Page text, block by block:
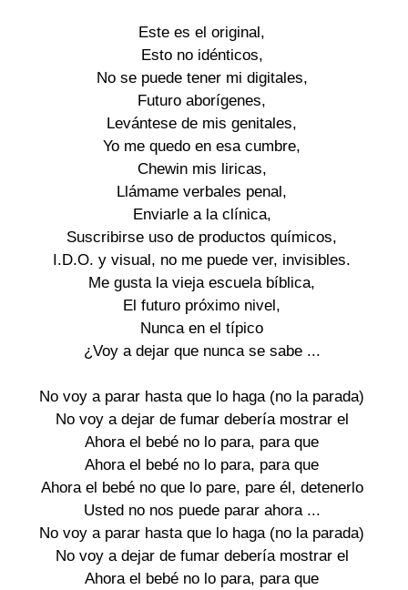
Este es el original,
Esto no idénticos,
No se puede tener mi digitales,
Futuro aborígenes,
Levántese de mis genitales,
Yo me quedo en esa cumbre,
Chewin mis liricas,
Llámame verbales penal,
Enviarle a la clínica,
Suscribirse uso de productos químicos,
I.D.O. y visual, no me puede ver, invisibles.
Me gusta la vieja escuela bíblica,
El futuro próximo nivel,
Nunca en el típico
¿Voy a dejar que nunca se sabe ...
No voy a parar hasta que lo haga (no la parada)
No voy a dejar de fumar debería mostrar el
Ahora el bebé no lo para, para que
Ahora el bebé no lo para, para que
Ahora el bebé no que lo pare, pare él, detenerlo
Usted no nos puede parar ahora ...
No voy a parar hasta que lo haga (no la parada)
No voy a dejar de fumar debería mostrar el
Ahora el bebé no lo para, para que